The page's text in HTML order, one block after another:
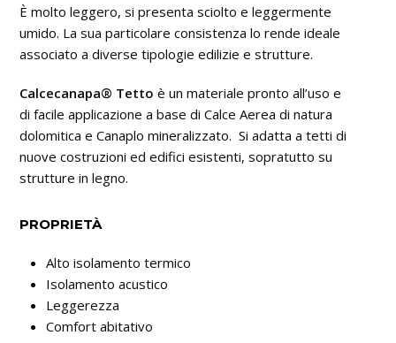
È molto leggero, si presenta sciolto e leggermente
umido. La sua particolare consistenza lo rende ideale
associato a diverse tipologie edilizie e strutture.
Calcecanapa® Tetto è un materiale pronto all’uso e
di facile applicazione a base di Calce Aerea di natura
dolomitica e Canaplo mineralizzato. Si adatta a tetti di
nuove costruzioni ed edifici esistenti, sopratutto su
strutture in legno.
PROPRIETÀ
Alto isolamento termico
Isolamento acustico
Leggerezza
Comfort abitativo